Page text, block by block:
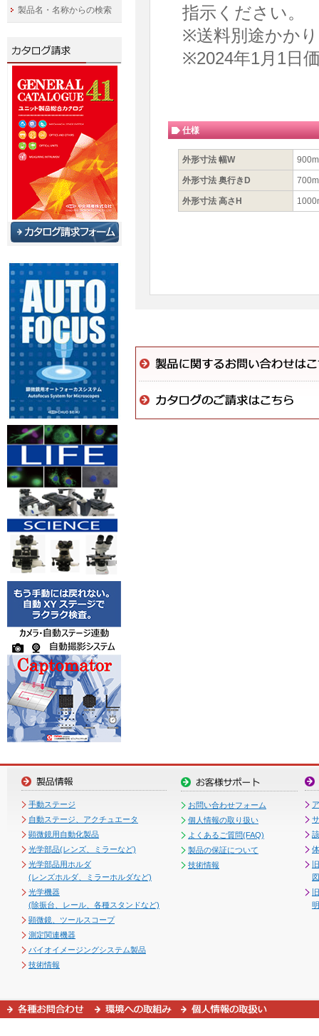
指示ください。
※送料別途かか
※2024年1月1日
仕様
外形寸法 幅W
外形寸法 奥行きD
外形寸法 高さH
製品名・名称からの検索
手動ステージ
自動ステージ、アクチュエータ
顕微鏡用自動化製品
光学部品(レンズ、ミラーなど)
光学部品用ホルダ
(レンズホルダ、ミラーホルダなど)
光学機器
(除振台、レール、各種スタンドなど)
顕微鏡、ツールスコープ
測定関連機器
バイオイメージングシステム製品
技術情報
お問い合わせフォーム
個人情報の取り扱い
よくあるご質問(FAQ)
製品の保証について
技術情報